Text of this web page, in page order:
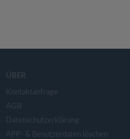
ÜBER
Kontaktanfrage
AGB
Datenschutzerklärung
APP- & Benutzerdaten löschen